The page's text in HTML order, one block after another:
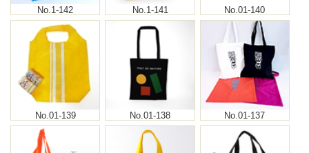
No.1-142 No.1-141 No.01-140
No.01-139 No.01-138 No.01-137